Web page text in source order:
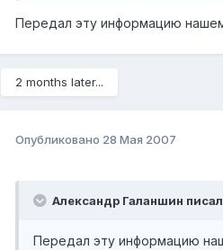
Передал эту информацию
2 months later...
Опубликовано 28 Мая 2007
Александр Галаншин
Передал эту информацию